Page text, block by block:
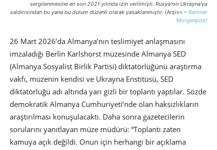
sergilenmesine en son 2021 yılında izin verilmişti. Rusya’nın Ukrayna’ya
saldırısından bu yana bu durum düzenli olarak yasaklanmıştır. (Arşiv= – Berliner
Morgenpost
26 Mart 2026’da Almanya’nın teslimiyet anlaşmasını
imzaladığı Berlin Karlshorst müzesinde Almanya SED
(Almanya Sosyalist Birlik Partisi) diktatörlüğünü araştırma
vakfı, müzenin kendisi ve Ukrayna Enstitüsü, SED
diktatörlüğü adı altında yarı gizli bir toplantı yaptılar. Sözde
demokratik Almanya Cumhuriyeti’nde olan haksızlıkların
araştırılması konuşulacaktı. Daha sonra gazetecilerin
sorularını yanıtlayan müze müdürü: “Toplantı zaten
kamuya açık değildi. Onun için herhangi bir açıklama